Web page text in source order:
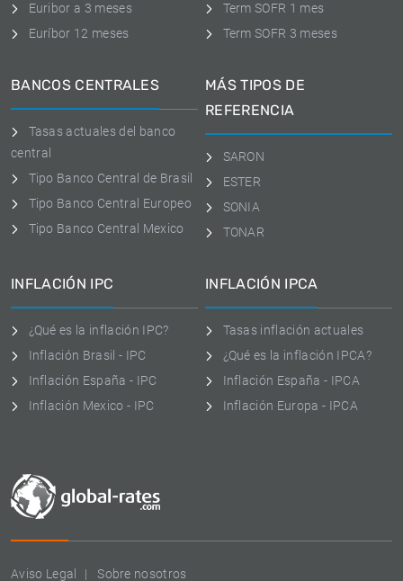
Aviso Legal Sobre nosotros
Euribor a 3 meses
Euríbor 12 meses
Term SOFR 1 mes
Term SOFR 3 meses
BANCOS CENTRALES
Tasas actuales del banco
central
Tipo Banco Central de Brasil
Tipo Banco Central Europeo
Tipo Banco Central Mexico
MÁS TIPOS DE
REFERENCIA
SARON
ESTER
SONIA
TONAR
INFLACIÓN IPC
¿Qué es la inflación IPC?
Inflación Brasil - IPC
Inflación España - IPC
Inflación Mexico - IPC
INFLACIÓN IPCA
Tasas inflación actuales
¿Qué es la inflación IPCA?
Inflación España - IPCA
Inflación Europa - IPCA